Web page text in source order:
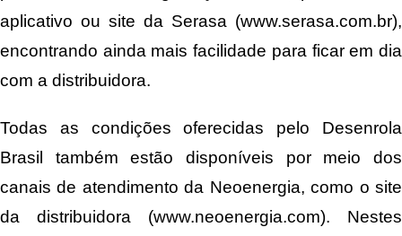
aplicativo ou site da Serasa (www.serasa.com.br),
encontrando ainda mais facilidade para ficar em dia
com a distribuidora.
Todas as condições oferecidas pelo Desenrola
Brasil também estão disponíveis por meio dos
canais de atendimento da Neoenergia, como o site
da distribuidora (www.neoenergia.com). Nestes